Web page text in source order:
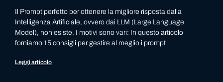
Il Prompt perfetto per ottenere la migliore risposta dalla
Intelligenza Artificiale, ovvero dai LLM (Large Language
Model), non esiste. I motivi sono vari: In questo articolo
forniamo 15 consigli per gestire al meglio i prompt
Leggi articolo